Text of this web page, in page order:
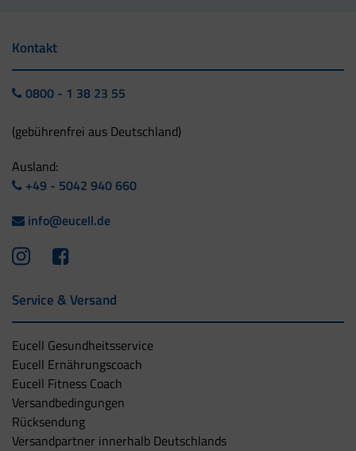
Kontakt
0800 - 1 38 23 55
(gebührenfrei aus Deutschland)
Ausland:
+49 - 5042 940 660
info@eucell.de
Service & Versand
Eucell Gesundheitsservice
Eucell Ernährungscoach
Eucell Fitness Coach
Versandbedingungen
Rücksendung
Versandpartner innerhalb Deutschlands